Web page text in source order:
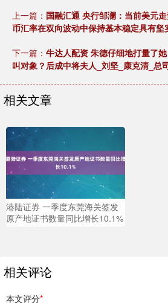
上一篇： 国融汇通 央行邹澜：当前美元
币汇率在双向波动中保持基本稳定具有坚
下一篇： 牛达人配资 朱德仔细地打量了
叫对象？后成中将夫人_刘坚_康克清_总
相关文章
港陆证券 一季度东莞海关签发
原产地证书数量同比增长10.1%
相关评论
本文评分*